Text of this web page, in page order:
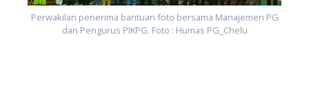
Perwakilan penerima bantuan foto bersama Manajemen PG
dan Pengurus PIKPG. Foto : Humas PG_Chelu